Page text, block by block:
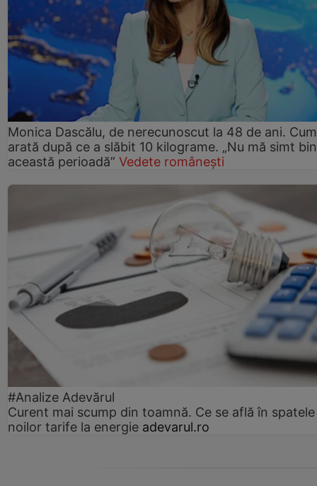
Monica Dascălu, de nerecunoscut la 48 de ani. Cum
arată după ce a slăbit 10 kilograme. „Nu mă simt
această perioadă” Vedete românești
#Analize Adevărul
Curent mai scump din toamnă. Ce se află în spatele
noilor tarife la energie adevarul.ro